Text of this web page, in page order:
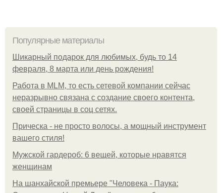
Популярные материалы
Шикарный подарок для любимых, будь то 14
февраля, 8 марта или день рождения!
Работа в MLM, то есть сетевой компании сейчас
неразрывно связана с создание своего контента,
своей страницы в соц сетях.
Прическа - не просто волосы, а мощный инструмент
вашего стиля!
Мужской гардероб: 6 вещей, которые нравятся
женщинам
На шанхайской премьере "Человека - Паука: